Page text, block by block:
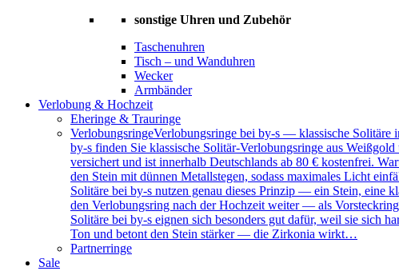
sonstige Uhren und Zubehör
Taschenuhren
Tisch – und Wanduhren
Wecker
Armbänder
Verlobung & Hochzeit
Eheringe & Trauringe
VerlobungsringeVerlobungsringe bei by-s — klassische Solitäre
by-s finden Sie klassische Solitär-Verlobungsringe aus
versichert und ist innerhalb Deutschlands ab 80 € kostenfrei.
den Stein mit dünnen Metallstegen, sodass maximales Licht
Solitäre bei by-s nutzen genau dieses Prinzip — ein Stein, eine
den Verlobungsring nach der Hochzeit weiter — als
Solitäre bei by-s eignen sich besonders gut dafür, weil sie sich
Ton und betont den Stein stärker — die Zirkonia wirkt…
Partnerringe
Sale